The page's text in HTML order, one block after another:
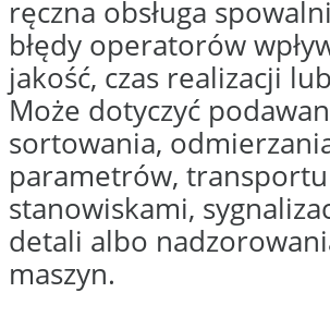
zrealizowanych
projektów
0+